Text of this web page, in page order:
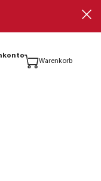
Warenkorb